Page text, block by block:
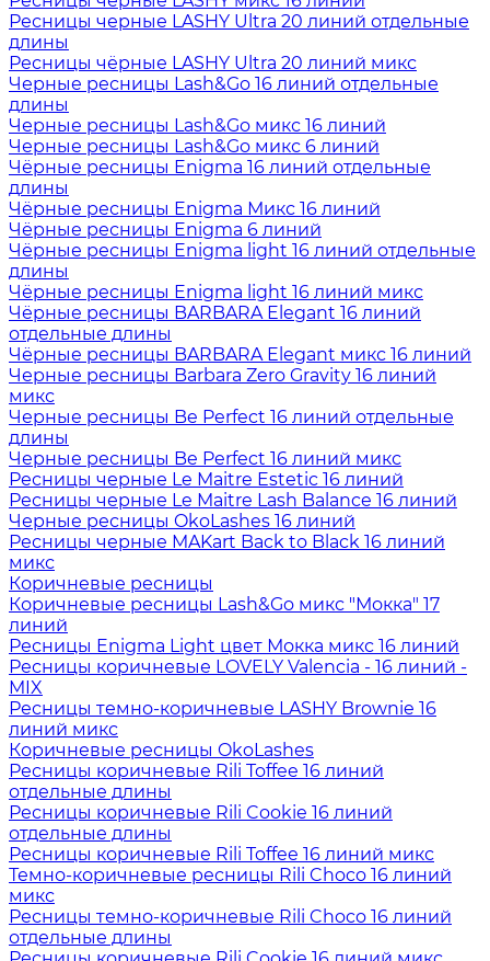
Ресницы черные LASHY Ultra 20 линий отдельные
длины
Ресницы чёрные LASHY Ultra 20 линий микс
Черные ресницы Lash&Go 16 линий отдельные
длины
Черные ресницы Lash&Go микс 16 линий
Черные ресницы Lash&Go микс 6 линий
Чёрные ресницы Enigma 16 линий отдельные
длины
Чёрные ресницы Enigma Микс 16 линий
Чёрные ресницы Enigma 6 линий
Чёрные ресницы Enigma light 16 линий отдельные
длины
Чёрные ресницы Enigma light 16 линий микс
Чёрные ресницы BARBARA Elegant 16 линий
отдельные длины
Чёрные ресницы BARBARA Elegant микс 16 линий
Черные ресницы Barbara Zero Gravity 16 линий
микс
Черные ресницы Be Perfect 16 линий отдельные
длины
Черные ресницы Be Perfect 16 линий микс
Ресницы черные Le Maitre Estetic 16 линий
Ресницы черные Le Maitre Lash Balance 16 линий
Черные ресницы OkoLashes 16 линий
Ресницы черные MAKart Back to Black 16 линий
микс
Коричневые ресницы
Коричневые ресницы Lash&Go микс "Мокка" 17
линий
Ресницы Enigma Light цвет Мокка микс 16 линий
Ресницы коричневые LOVELY Valencia - 16 линий -
MIX
Ресницы темно-коричневые LASHY Brownie 16
линий микс
Коричневые ресницы OkoLashes
Ресницы коричневые Rili Toffee 16 линий
отдельные длины
Ресницы коричневые Rili Cookie 16 линий
отдельные длины
Ресницы коричневые Rili Toffee 16 линий микс
Темно-коричневые ресницы Rili Choco 16 линий
микс
Ресницы темно-коричневые Rili Choco 16 линий
отдельные длины